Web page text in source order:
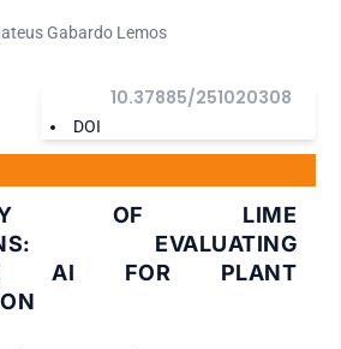
Gabardo Lemos
DOI
10.37885/251020308
OF LIME
EVALUATING
AI FOR PLANT